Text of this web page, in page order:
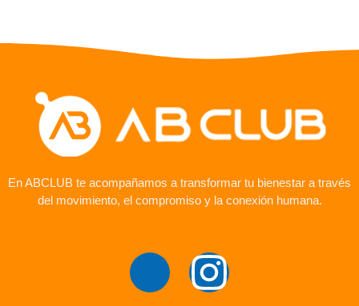
En ABCLUB te acompañamos a transformar tu bienestar a través
del movimiento, el compromiso y la conexión humana.